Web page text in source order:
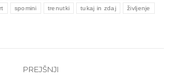
spomini trenutki tukaj in zdaj življenje
PREJŠNJI